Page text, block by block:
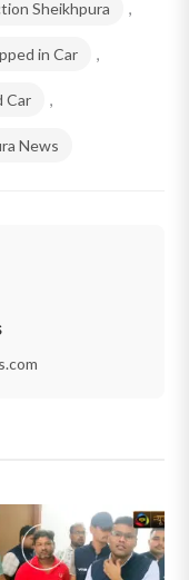
Sheikhpura ,
in Car ,
Car ,
News